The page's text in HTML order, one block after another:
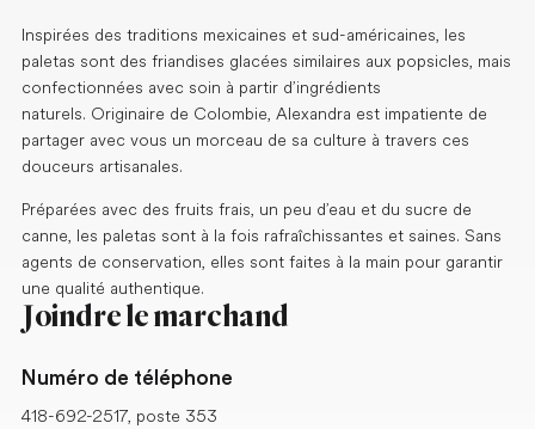
Inspirées des traditions mexicaines et sud-américaines, les
paletas sont des friandises glacées similaires aux popsicles, mais
confectionnées avec soin à partir d’ingrédients
naturels. Originaire de Colombie, Alexandra est impatiente de
partager avec vous un morceau de sa culture à travers ces
douceurs artisanales.
Préparées avec des fruits frais, un peu d’eau et du sucre de
canne, les paletas sont à la fois rafraîchissantes et saines. Sans
agents de conservation, elles sont faites à la main pour garantir
une qualité authentique.
Joindre le marchand
Numéro de téléphone
418-692-2517, poste 353